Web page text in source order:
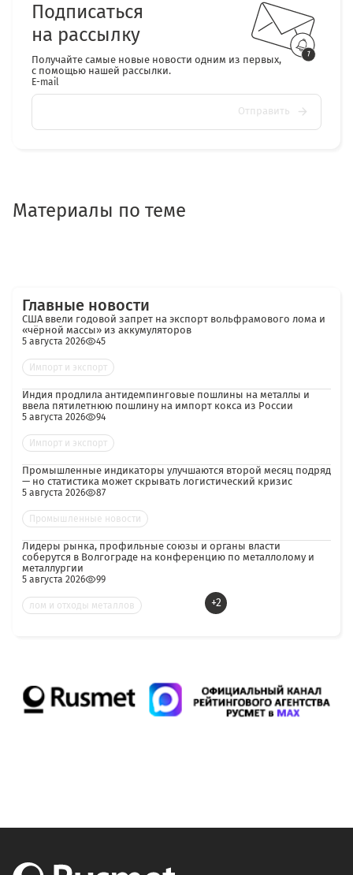
Подписаться
на рассылку
Получайте самые новые новости одним из первых,
с помощью нашей рассылки.
E-mail
Отправить
Материалы по теме
Главные новости
США ввели годовой запрет на экспорт вольфрамового лома и
«чёрной массы» из аккумуляторов
5 августа 2026 45
Импорт и экспорт
Индия продлила антидемпинговые пошлины на металлы и
ввела пятилетнюю пошлину на импорт кокса из России
5 августа 2026 94
Импорт и экспорт
Промышленные индикаторы улучшаются второй месяц подряд
— но статистика может скрывать логистический кризис
5 августа 2026 87
Промышленные новости
Лидеры рынка, профильные союзы и органы власти
соберутся в Волгограде на конференцию по металлолому и
металлургии
5 августа 2026 99
лом и отходы металлов +2